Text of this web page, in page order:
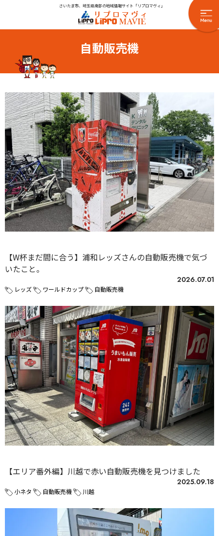
さいたま市、埼玉県南部の地域情報サイト「リプロマヴィ」
自動販売機
【W杯まだ間に合う】浦和レッズさんの自動販売機で気づ
いたこと。
2026.07.01
レッズ ワールドカップ 自動販売機
【エリア番外編】川越で赤い自動販売機を見つけました
2025.09.18
小ネタ 自動販売機 川越